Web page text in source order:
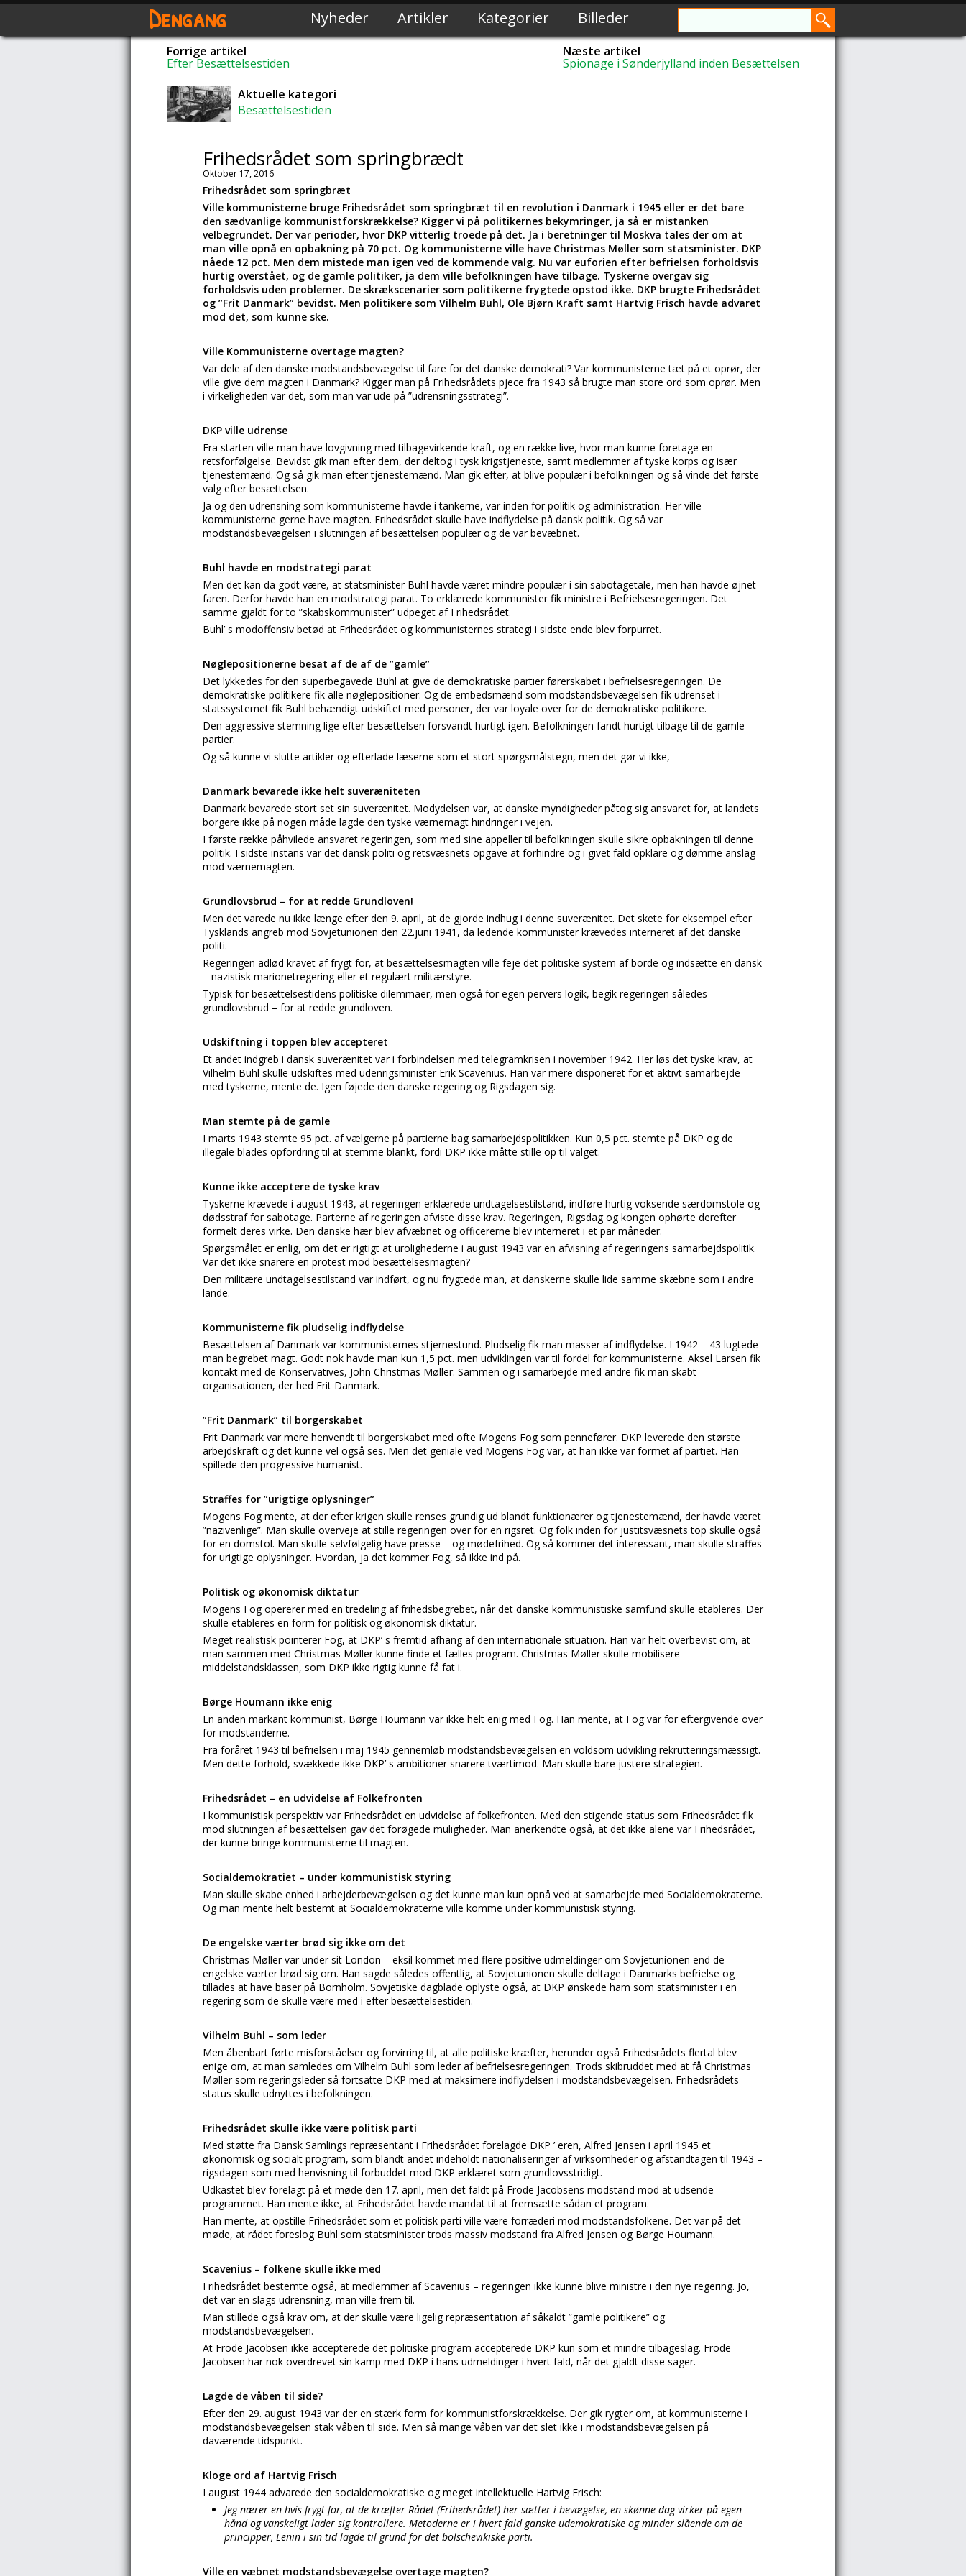
Dengang Nyheder Artikler Kategorier Billeder
Forrige artikel
Efter Besættelsestiden
Næste artikel
Spionage i Sønderjylland inden Besættelsen
Aktuelle kategori
Besættelsestiden
Frihedsrådet som springbrædt
Oktober 17, 2016
Frihedsrådet som springbræt
Ville kommunisterne bruge Frihedsrådet som springbræt til en revolution i Danmark i 1945 eller er det bare
den sædvanlige kommunistforskrækkelse? Kigger vi på politikernes bekymringer, ja så er mistanken
velbegrundet. Der var perioder, hvor DKP vitterlig troede på det. Ja i beretninger til Moskva tales der om at
man ville opnå en opbakning på 70 pct. Og kommunisterne ville have Christmas Møller som statsminister. DKP
nåede 12 pct. Men dem mistede man igen ved de kommende valg. Nu var euforien efter befrielsen forholdsvis
hurtig overstået, og de gamle politiker, ja dem ville befolkningen have tilbage. Tyskerne overgav sig
forholdsvis uden problemer. De skrækscenarier som politikerne frygtede opstod ikke. DKP brugte Frihedsrådet
og ”Frit Danmark” bevidst. Men politikere som Vilhelm Buhl, Ole Bjørn Kraft samt Hartvig Frisch havde advaret
mod det, som kunne ske.
Ville Kommunisterne overtage magten?
Var dele af den danske modstandsbevægelse til fare for det danske demokrati? Var kommunisterne tæt på et oprør, der
ville give dem magten i Danmark? Kigger man på Frihedsrådets pjece fra 1943 så brugte man store ord som oprør. Men
i virkeligheden var det, som man var ude på ”udrensningsstrategi”.
DKP ville udrense
Fra starten ville man have lovgivning med tilbagevirkende kraft, og en række live, hvor man kunne foretage en
retsforfølgelse. Bevidst gik man efter dem, der deltog i tysk krigstjeneste, samt medlemmer af tyske korps og især
tjenestemænd. Og så gik man efter tjenestemænd. Man gik efter, at blive populær i befolkningen og så vinde det første
valg efter besættelsen.
Ja og den udrensning som kommunisterne havde i tankerne, var inden for politik og administration. Her ville
kommunisterne gerne have magten. Frihedsrådet skulle have indflydelse på dansk politik. Og så var
modstandsbevægelsen i slutningen af besættelsen populær og de var bevæbnet.
Buhl havde en modstrategi parat
Men det kan da godt være, at statsminister Buhl havde været mindre populær i sin sabotagetale, men han havde øjnet
faren. Derfor havde han en modstrategi parat. To erklærede kommunister fik ministre i Befrielsesregeringen. Det
samme gjaldt for to ”skabskommunister” udpeget af Frihedsrådet.
Buhl’ s modoffensiv betød at Frihedsrådet og kommunisternes strategi i sidste ende blev forpurret.
Nøglepositionerne besat af de af de ”gamle”
Det lykkedes for den superbegavede Buhl at give de demokratiske partier førerskabet i befrielsesregeringen. De
demokratiske politikere fik alle nøglepositioner. Og de embedsmænd som modstandsbevægelsen fik udrenset i
statssystemet fik Buhl behændigt udskiftet med personer, der var loyale over for de demokratiske politikere.
Den aggressive stemning lige efter besættelsen forsvandt hurtigt igen. Befolkningen fandt hurtigt tilbage til de gamle
partier.
Og så kunne vi slutte artikler og efterlade læserne som et stort spørgsmålstegn, men det gør vi ikke,
Danmark bevarede ikke helt suveræniteten
Danmark bevarede stort set sin suverænitet. Modydelsen var, at danske myndigheder påtog sig ansvaret for, at landets
borgere ikke på nogen måde lagde den tyske værnemagt hindringer i vejen.
I første række påhvilede ansvaret regeringen, som med sine appeller til befolkningen skulle sikre opbakningen til denne
politik. I sidste instans var det dansk politi og retsvæsnets opgave at forhindre og i givet fald opklare og dømme anslag
mod værnemagten.
Grundlovsbrud – for at redde Grundloven!
Men det varede nu ikke længe efter den 9. april, at de gjorde indhug i denne suverænitet. Det skete for eksempel efter
Tysklands angreb mod Sovjetunionen den 22.juni 1941, da ledende kommunister krævedes interneret af det danske
politi.
Regeringen adlød kravet af frygt for, at besættelsesmagten ville feje det politiske system af borde og indsætte en dansk
– nazistisk marionetregering eller et regulært militærstyre.
Typisk for besættelsestidens politiske dilemmaer, men også for egen pervers logik, begik regeringen således
grundlovsbrud – for at redde grundloven.
Udskiftning i toppen blev accepteret
Et andet indgreb i dansk suverænitet var i forbindelsen med telegramkrisen i november 1942. Her løs det tyske krav, at
Vilhelm Buhl skulle udskiftes med udenrigsminister Erik Scavenius. Han var mere disponeret for et aktivt samarbejde
med tyskerne, mente de. Igen føjede den danske regering og Rigsdagen sig.
Man stemte på de gamle
I marts 1943 stemte 95 pct. af vælgerne på partierne bag samarbejdspolitikken. Kun 0,5 pct. stemte på DKP og de
illegale blades opfordring til at stemme blankt, fordi DKP ikke måtte stille op til valget.
Kunne ikke acceptere de tyske krav
Tyskerne krævede i august 1943, at regeringen erklærede undtagelsestilstand, indføre hurtig voksende særdomstole og
dødsstraf for sabotage. Parterne af regeringen afviste disse krav. Regeringen, Rigsdag og kongen ophørte derefter
formelt deres virke. Den danske hær blev afvæbnet og officererne blev interneret i et par måneder.
Spørgsmålet er enlig, om det er rigtigt at urolighederne i august 1943 var en afvisning af regeringens samarbejdspolitik.
Var det ikke snarere en protest mod besættelsesmagten?
Den militære undtagelsestilstand var indført, og nu frygtede man, at danskerne skulle lide samme skæbne som i andre
lande.
Kommunisterne fik pludselig indflydelse
Besættelsen af Danmark var kommunisternes stjernestund. Pludselig fik man masser af indflydelse. I 1942 – 43 lugtede
man begrebet magt. Godt nok havde man kun 1,5 pct. men udviklingen var til fordel for kommunisterne. Aksel Larsen fik
kontakt med de Konservatives, John Christmas Møller. Sammen og i samarbejde med andre fik man skabt
organisationen, der hed Frit Danmark.
”Frit Danmark” til borgerskabet
Frit Danmark var mere henvendt til borgerskabet med ofte Mogens Fog som pennefører. DKP leverede den største
arbejdskraft og det kunne vel også ses. Men det geniale ved Mogens Fog var, at han ikke var formet af partiet. Han
spillede den progressive humanist.
Straffes for ”urigtige oplysninger”
Mogens Fog mente, at der efter krigen skulle renses grundig ud blandt funktionærer og tjenestemænd, der havde været
”nazivenlige”. Man skulle overveje at stille regeringen over for en rigsret. Og folk inden for justitsvæsnets top skulle også
for en domstol. Man skulle selvfølgelig have presse – og mødefrihed. Og så kommer det interessant, man skulle straffes
for urigtige oplysninger. Hvordan, ja det kommer Fog, så ikke ind på.
Politisk og økonomisk diktatur
Mogens Fog opererer med en tredeling af frihedsbegrebet, når det danske kommunistiske samfund skulle etableres. Der
skulle etableres en form for politisk og økonomisk diktatur.
Meget realistisk pointerer Fog, at DKP’ s fremtid afhang af den internationale situation. Han var helt overbevist om, at
man sammen med Christmas Møller kunne finde et fælles program. Christmas Møller skulle mobilisere
middelstandsklassen, som DKP ikke rigtig kunne få fat i.
Børge Houmann ikke enig
En anden markant kommunist, Børge Houmann var ikke helt enig med Fog. Han mente, at Fog var for eftergivende over
for modstanderne.
Fra foråret 1943 til befrielsen i maj 1945 gennemløb modstandsbevægelsen en voldsom udvikling rekrutteringsmæssigt.
Men dette forhold, svækkede ikke DKP’ s ambitioner snarere tværtimod. Man skulle bare justere strategien.
Frihedsrådet – en udvidelse af Folkefronten
I kommunistisk perspektiv var Frihedsrådet en udvidelse af folkefronten. Med den stigende status som Frihedsrådet fik
mod slutningen af besættelsen gav det forøgede muligheder. Man anerkendte også, at det ikke alene var Frihedsrådet,
der kunne bringe kommunisterne til magten.
Socialdemokratiet – under kommunistisk styring
Man skulle skabe enhed i arbejderbevægelsen og det kunne man kun opnå ved at samarbejde med Socialdemokraterne.
Og man mente helt bestemt at Socialdemokraterne ville komme under kommunistisk styring.
De engelske værter brød sig ikke om det
Christmas Møller var under sit London – eksil kommet med flere positive udmeldinger om Sovjetunionen end de
engelske værter brød sig om. Han sagde således offentlig, at Sovjetunionen skulle deltage i Danmarks befrielse og
tillades at have baser på Bornholm. Sovjetiske dagblade oplyste også, at DKP ønskede ham som statsminister i en
regering som de skulle være med i efter besættelsestiden.
Vilhelm Buhl – som leder
Men åbenbart førte misforståelser og forvirring til, at alle politiske kræfter, herunder også Frihedsrådets flertal blev
enige om, at man samledes om Vilhelm Buhl som leder af befrielsesregeringen. Trods skibruddet med at få Christmas
Møller som regeringsleder så fortsatte DKP med at maksimere indflydelsen i modstandsbevægelsen. Frihedsrådets
status skulle udnyttes i befolkningen.
Frihedsrådet skulle ikke være politisk parti
Med støtte fra Dansk Samlings repræsentant i Frihedsrådet forelagde DKP ’ eren, Alfred Jensen i april 1945 et
økonomisk og socialt program, som blandt andet indeholdt nationaliseringer af virksomheder og afstandtagen til 1943 –
rigsdagen som med henvisning til forbuddet mod DKP erklæret som grundlovsstridigt.
Udkastet blev forelagt på et møde den 17. april, men det faldt på Frode Jacobsens modstand mod at udsende
programmet. Han mente ikke, at Frihedsrådet havde mandat til at fremsætte sådan et program.
Han mente, at opstille Frihedsrådet som et politisk parti ville være forræderi mod modstandsfolkene. Det var på det
møde, at rådet foreslog Buhl som statsminister trods massiv modstand fra Alfred Jensen og Børge Houmann.
Scavenius – folkene skulle ikke med
Frihedsrådet bestemte også, at medlemmer af Scavenius – regeringen ikke kunne blive ministre i den nye regering. Jo,
det var en slags udrensning, man ville frem til.
Man stillede også krav om, at der skulle være ligelig repræsentation af såkaldt ”gamle politikere” og
modstandsbevægelsen.
At Frode Jacobsen ikke accepterede det politiske program accepterede DKP kun som et mindre tilbageslag. Frode
Jacobsen har nok overdrevet sin kamp med DKP i hans udmeldinger i hvert fald, når det gjaldt disse sager.
Lagde de våben til side?
Efter den 29. august 1943 var der en stærk form for kommunistforskrækkelse. Der gik rygter om, at kommunisterne i
modstandsbevægelsen stak våben til side. Men så mange våben var det slet ikke i modstandsbevægelsen på
daværende tidspunkt.
Kloge ord af Hartvig Frisch
I august 1944 advarede den socialdemokratiske og meget intellektuelle Hartvig Frisch:
Jeg nærer en hvis frygt for, at de kræfter Rådet (Frihedsrådet) her sætter i bevægelse, en skønne dag virker på egen
hånd og vanskeligt lader sig kontrollere. Metoderne er i hvert fald ganske udemokratiske og minder slående om de
principper, Lenin i sin tid lagde til grund for det bolschevikiske parti.
Ville en væbnet modstandsbevægelse overtage magten?